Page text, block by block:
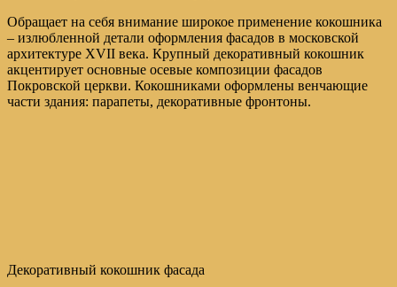
Обращает на себя внимание широкое применение кокошника
– излюбленной детали оформления фасадов в московской
архитектуре XVII века. Крупный декоративный кокошник
акцентирует основные осевые композиции фасадов
Покровской церкви. Кокошниками оформлены венчающие
части здания: парапеты, декоративные фронтоны.
Декоративный кокошник фасада